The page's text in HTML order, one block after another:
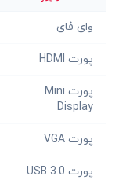
وای فای
پورت HDMI
پورت Mini
Display
پورت VGA
پورت USB 3.0